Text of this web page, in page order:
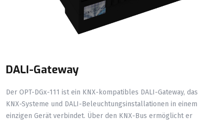
DALI-Gateway
Der OPT-DGx-111 ist ein KNX-kompatibles DALI-Gateway, das
KNX-Systeme und DALI-Beleuchtungsinstallationen in einem
einzigen Gerät verbindet. Über den KNX-Bus ermöglicht er